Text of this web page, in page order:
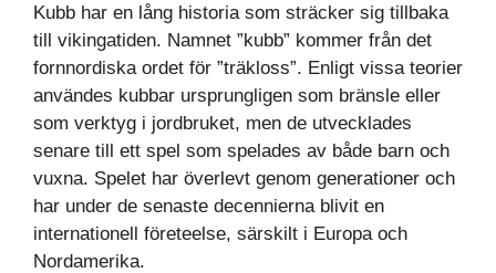
Kubb har en lång historia som sträcker sig tillbaka
till vikingatiden. Namnet ”kubb” kommer från det
fornnordiska ordet för ”träkloss”. Enligt vissa teorier
användes kubbar ursprungligen som bränsle eller
som verktyg i jordbruket, men de utvecklades
senare till ett spel som spelades av både barn och
vuxna. Spelet har överlevt genom generationer och
har under de senaste decennierna blivit en
internationell företeelse, särskilt i Europa och
Nordamerika.